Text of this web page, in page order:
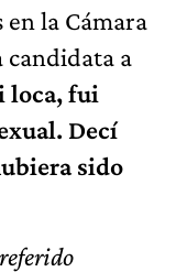
la Cámara
candidata a
loca, fui
Decí
sido